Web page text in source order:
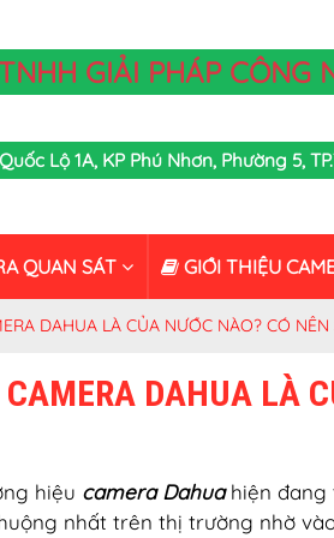
GIẢI PHÁP CÔNG
Lộ 1A, KP Phú Nhơn, Phường 5,
QUAN SÁT GIỚI THIỆU
DAHUA LÀ CỦA NƯỚC NÀO? CÓ
CAMERA DAHUA LÀ
hiệu camera Dahuahiện đang
nhất trên thị trường nhờ